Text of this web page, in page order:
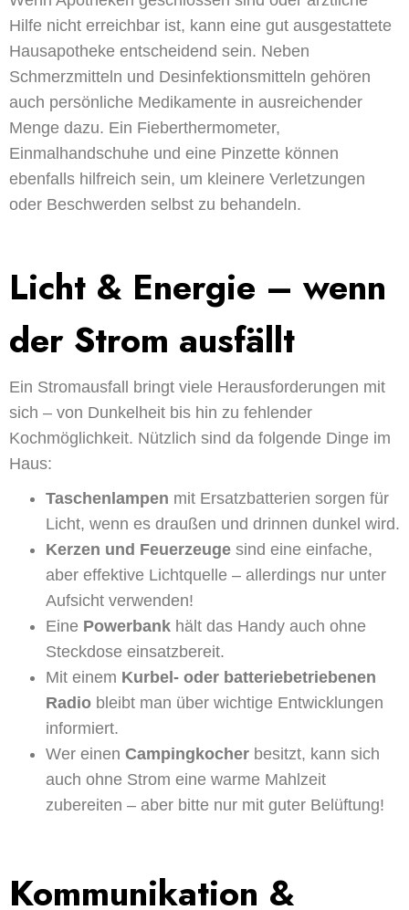
Hilfe nicht erreichbar ist, kann eine gut ausgestattete
Hausapotheke entscheidend sein. Neben
Schmerzmitteln und Desinfektionsmitteln gehören
auch persönliche Medikamente in ausreichender
Menge dazu. Ein Fieberthermometer,
Einmalhandschuhe und eine Pinzette können
ebenfalls hilfreich sein, um kleinere Verletzungen
oder Beschwerden selbst zu behandeln.
Licht & Energie – wenn
der Strom ausfällt
Ein Stromausfall bringt viele Herausforderungen mit
sich – von Dunkelheit bis hin zu fehlender
Kochmöglichkeit. Nützlich sind da folgende Dinge im
Haus:
Taschenlampen mit Ersatzbatterien sorgen für
Licht, wenn es draußen und drinnen dunkel wird.
Kerzen und Feuerzeuge sind eine einfache,
aber effektive Lichtquelle – allerdings nur unter
Aufsicht verwenden!
Eine Powerbank hält das Handy auch ohne
Steckdose einsatzbereit.
Mit einem Kurbel- oder batteriebetriebenen
Radio bleibt man über wichtige Entwicklungen
informiert.
Wer einen Campingkocher besitzt, kann sich
auch ohne Strom eine warme Mahlzeit
zubereiten – aber bitte nur mit guter Belüftung!
Kommunikation &